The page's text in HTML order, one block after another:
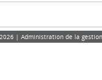
| Administration de la